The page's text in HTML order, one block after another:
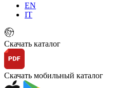
EN
IT
Скачать каталог
Скачать мобильный каталог